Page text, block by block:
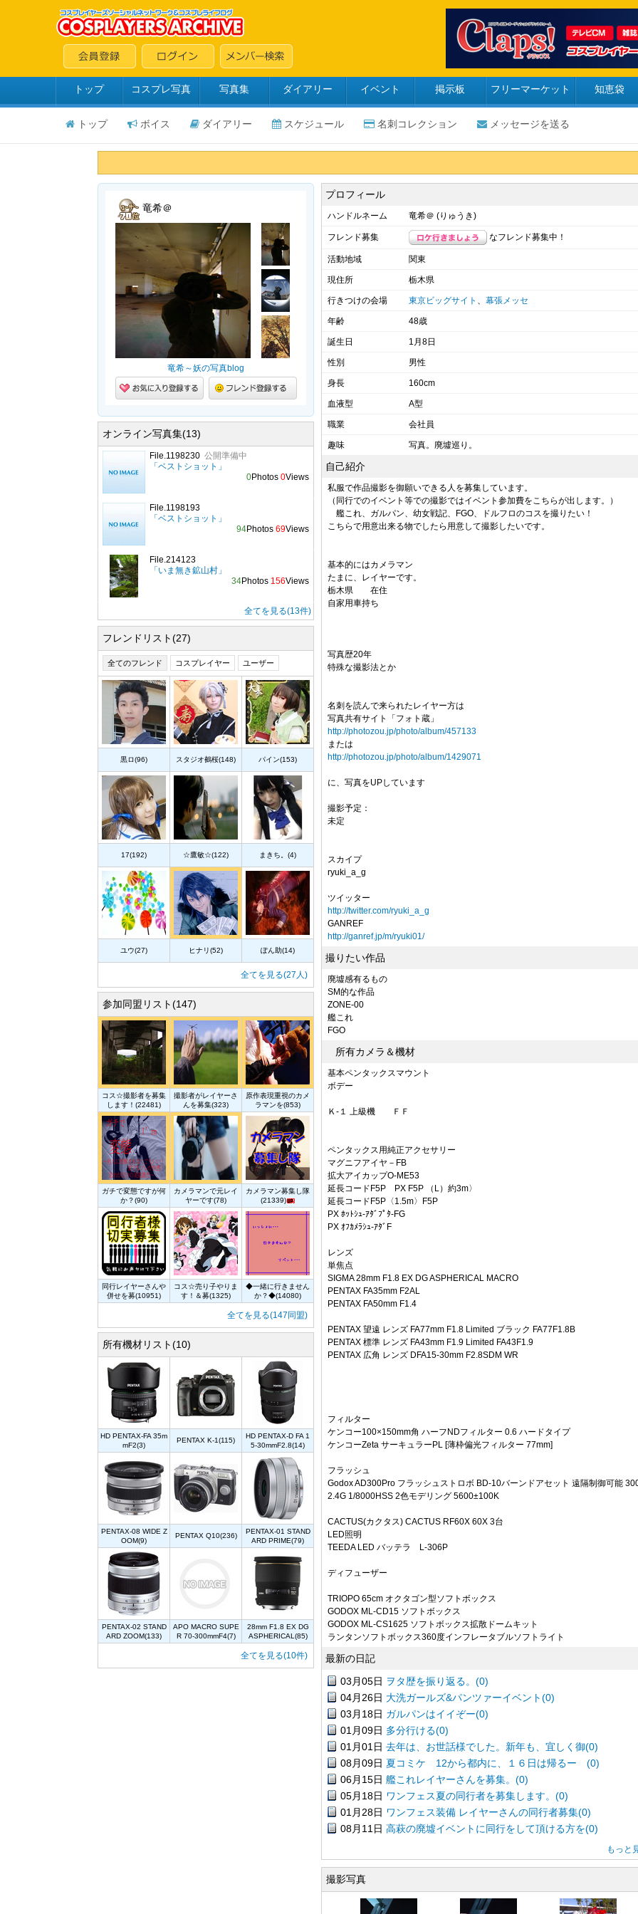
トップ コスプレ写真 写真集 ダイアリー イベント 掲示板 フリーマーケット 知恵袋
トップ ボイス ダイアリー スケジュール 名刺コレクション メッセージを送る
竜希＠
竜希～妖の写真blog
オンライン写真集(13)
File.1198230 公開準備中
「ベストショット」
0Photos 0Views
File.1198193
「ベストショット」
94Photos 69Views
File.214123
「いま無き鉱山村」
34Photos 156Views
全てを見る(13件)
フレンドリスト(27)
全てのフレンド コスプレイヤー ユーザー
黒ロ(96) スタジオ鵺桜(148) パイン(153)
17(192) ☆鷹敏☆(122) まきち。(4)
ユウ(27) ヒナリ(52) ぽん助(14)
全てを見る(27人)
参加同盟リスト(147)
コス☆撮影者を募集
します！(22481)
撮影者がレイヤーさ
んを募集(323)
原作表現重視のカメ
ラマンを(853)
ガチで変態ですが何
か？(90)
カメラマンで元レイ
ヤーです(78)
カメラマン募集し隊
(21339)
同行レイヤーさんや
併せを募(10951)
コス☆売り子やりま
す！＆募(1325)
◆一緒に行きません
か？◆(14080)
全てを見る(147同盟)
所有機材リスト(10)
HD PENTAX-FA 35m
mF2(3)
PENTAX K-1(115)
HD PENTAX-D FA 1
5-30mmF2.8(14)
PENTAX-08 WIDE Z
OOM(9)
PENTAX Q10(236)
PENTAX-01 STAND
ARD PRIME(79)
PENTAX-02 STAND
ARD ZOOM(133)
APO MACRO SUPE
R 70-300mmF4(7)
28mm F1.8 EX DG
ASPHERICAL(85)
全てを見る(10件)
プロフィール
ハンドルネーム 竜希＠ (りゅうき)
フレンド募集 なフレンド募集中！
活動地域 関東
現住所 栃木県
行きつけの会場 東京ビッグサイト 、 幕張メッセ
年齢 48歳
誕生日 1月8日
性別 男性
身長 160cm
血液型 A型
職業 会社員
趣味 写真。廃墟巡り。
自己紹介
私服で作品撮影を御願いできる人を募集しています。
（同行でのイベント等での撮影ではイベント参加費をこちらが出します。）
艦これ、ガルパン、幼女戦記、FGO、ドルフロのコスを撮りたい！
こちらで用意出来る物でしたら用意して撮影したいです。
基本的にはカメラマン
たまに、レイヤーです。
栃木県 在住
自家用車持ち
写真歴20年
特殊な撮影法とか
名刺を読んで来られたレイヤー方は
写真共有サイト「フォト蔵」
http://photozou.jp/photo/album/457133
または
http://photozou.jp/photo/album/1429071
に、写真をUPしています
撮影予定：
未定
スカイプ
ryuki_a_g
ツイッター
http://twitter.com/ryuki_a_g
GANREF
http://ganref.jp/m/ryuki01/
撮りたい作品
廃墟感有るもの
SM的な作品
ZONE-00
艦これ
FGO
所有カメラ＆機材
基本ペンタックスマウント
ボデー
Ｋ-１ 上級機 ＦＦ
ペンタックス用純正アクセサリー
マグニフアイヤ－FB
拡大アイカップO-ME53
延長コードF5P PX F5P （L）約3m〉
延長コードF5P〈1.5m〉F5P
PX ﾎｯﾄｼｭ-ｱﾀﾞﾌﾟﾀ-FG
PX ｵﾌｶﾒﾗｼｭ-ｱﾀﾞF
レンズ
単焦点
SIGMA 28mm F1.8 EX DG ASPHERICAL MACRO
PENTAX FA35mm F2AL
PENTAX FA50mm F1.4
PENTAX 望遠 レンズ FA77mm F1.8 Limited ブラック FA77F1.8B
PENTAX 標準 レンズ FA43mm F1.9 Limited FA43F1.9
PENTAX 広角 レンズ DFA15-30mm F2.8SDM WR
フィルター
ケンコー100×150mm角 ハーフNDフィルター 0.6 ハードタイプ
ケンコーZeta サーキュラーPL [薄枠偏光フィルター 77mm]
フラッシュ
Godox AD300Pro フラッシュストロボ BD-10バーンドアセット 遠隔制御可能
2.4G 1/8000HSS 2色モデリング 5600±100K
CACTUS(カクタス) CACTUS RF60X 60X 3台
LED照明
TEEDA LED バッテラ L-306P
ディフューザー
TRIOPO 65cm オクタゴン型ソフトボックス
GODOX ML-CD15 ソフトボックス
GODOX ML-CS1625 ソフトボックス拡散ドームキット
ランタンソフトボックス360度インフレータブルソフトライト
最新の日記
03月05日 ヲタ歴を振り返る。(0)
04月26日 大洗ガールズ&パンツァーイベント(0)
03月18日 ガルパンはイイぞー(0)
01月09日 多分行ける(0)
01月01日 去年は、お世話様でした。新年も、宜しく御(0)
08月09日 夏コミケ 12から都内に、１６日は帰るー (0)
06月15日 艦これレイヤーさんを募集。(0)
05月18日 ワンフェス夏の同行者を募集します。(0)
01月28日 ワンフェス装備 レイヤーさんの同行者募集(0)
08月11日 高萩の廃墟イベントに同行をして頂ける方を(0)
もっと
撮影写真